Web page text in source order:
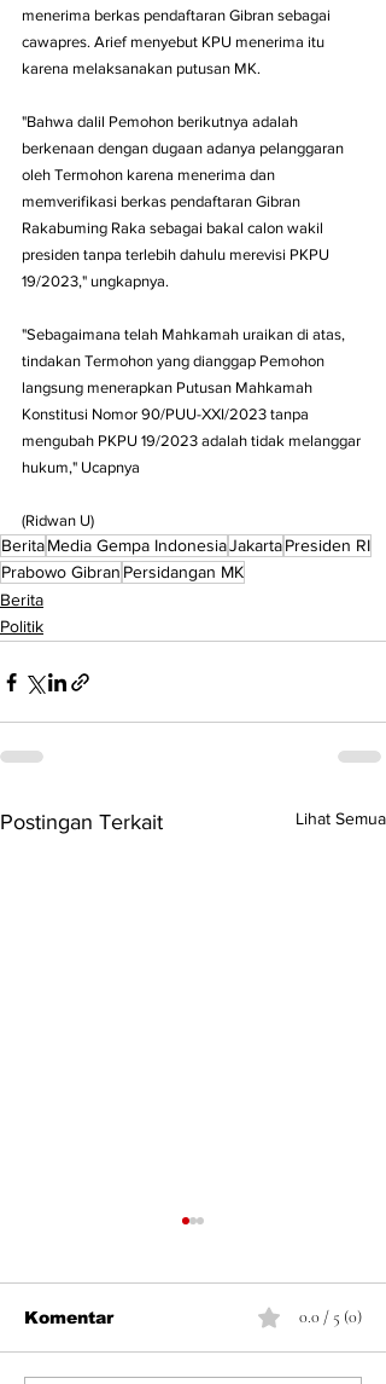
menerima berkas pendaftaran Gibran sebagai
cawapres. Arief menyebut KPU menerima itu
karena melaksanakan putusan MK.
"Bahwa dalil Pemohon berikutnya adalah
berkenaan dengan dugaan adanya pelanggaran
oleh Termohon karena menerima dan
memverifikasi berkas pendaftaran Gibran
Rakabuming Raka sebagai bakal calon wakil
presiden tanpa terlebih dahulu merevisi PKPU
19/2023," ungkapnya.
"Sebagaimana telah Mahkamah uraikan di atas,
tindakan Termohon yang dianggap Pemohon
langsung menerapkan Putusan Mahkamah
Konstitusi Nomor 90/PUU-XXI/2023 tanpa
mengubah PKPU 19/2023 adalah tidak melanggar
hukum," Ucapnya
(Ridwan U)
BeritaMedia Gempa IndonesiaJakartaPresiden RI
Prabowo Gibran Persidangan MK
Berita
Politik
Postingan Terkait Lihat Semua
Komentar 0.0 / 5 (0)